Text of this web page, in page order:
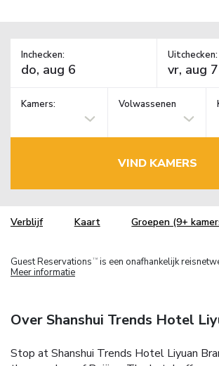
Inchecken: Uitchecken:
Kamers: Volwassenen
VIND KAMERS
Verblijf Kaart Groepen (9+
Guest Reservations TM is een onafhankelijk
Meer informatie
Over Shanshui Trends Hotel
Stop at Shanshui Trends Hotel Liyuan